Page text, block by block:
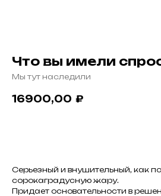
Что вы имели
Мы тут наследили
16900,00 ₽
Серьезный и внушительный, как
сорокаградусную жару.
Придает основательности в